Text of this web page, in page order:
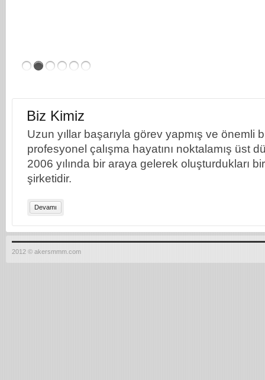
Biz Kimiz
Uzun yıllar başarıyla görev yapmış ve önemli
profesyonel çalışma hayatını noktalamış üst
2006 yılında bir araya gelerek oluşturdukları
şirketidir.
Devamı
2012 © akersmmm.com